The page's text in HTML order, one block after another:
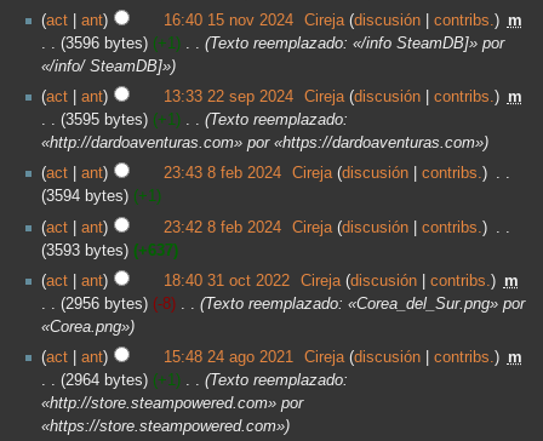
act
ant 16:40 15 nov 2024 Cireja discusión contribs.
m
3596 bytes
+1
Texto reemplazado: «/info SteamDB]» por
«/info/ SteamDB]»
act
ant 13:33 22 sep 2024 Cireja discusión contribs.
m
3595 bytes
+1
Texto reemplazado:
«http://dardoaventuras.com» por «https://dardoaventuras.com»
act
ant 23:43 8 feb 2024 Cireja discusión contribs.
3594 bytes
+1
act
ant 23:42 8 feb 2024 Cireja discusión contribs.
3593 bytes
+637
act
ant 18:40 31 oct 2022 Cireja discusión contribs.
m
2956 bytes
-8
Texto reemplazado: «Corea_del_Sur.png» por
«Corea.png»
act
ant 15:48 24 ago 2021 Cireja discusión contribs.
m
2964 bytes
+1
Texto reemplazado:
«http://store.steampowered.com» por
«https://store.steampowered.com»